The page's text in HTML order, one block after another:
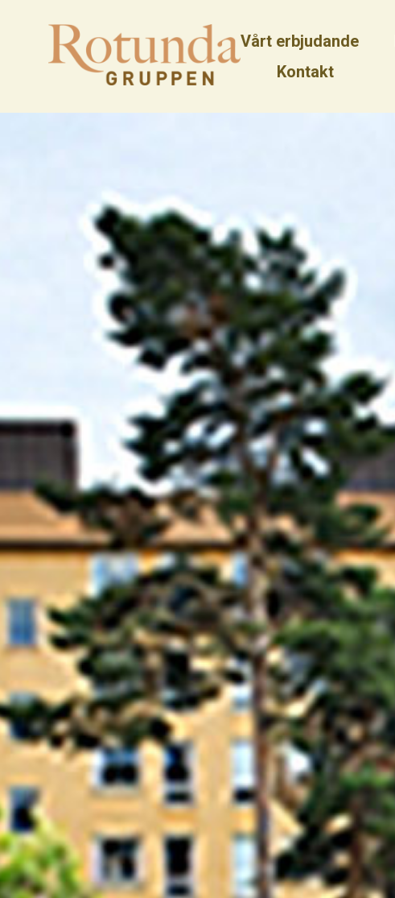
Vårt erbjudande
Kontakt